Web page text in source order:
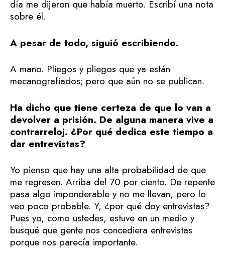
día me dijeron que había muerto. Escribí una nota
sobre él.
A pesar de todo, siguió escribiendo.
A mano. Pliegos y pliegos que ya están
mecanografiados; pero que aún no se publican.
Ha dicho que tiene certeza de que lo van a
devolver a prisión. De alguna manera vive a
contrarreloj. ¿Por qué dedica este tiempo a
dar entrevistas?
Yo pienso que hay una alta probabilidad de que
me regresen. Arriba del 70 por ciento. De repente
pasa algo imponderable y no me llevan, pero lo
veo poco probable. Y, ¿por qué doy entrevistas?
Pues yo, como ustedes, estuve en un medio y
busqué que gente nos concediera entrevistas
porque nos parecía importante.